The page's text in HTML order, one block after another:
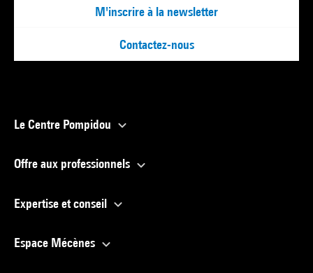
M'inscrire à la newsletter
Contactez-nous
Le Centre Pompidou
Offre aux professionnels
Expertise et conseil
Espace Mécènes